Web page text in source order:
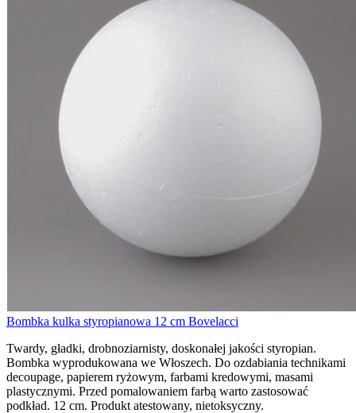
Bombka kulka styropianowa 12 cm Bovelacci
Twardy, gładki, drobnoziarnisty, doskonałej jakości styropian.
Bombka wyprodukowana we Włoszech. Do ozdabiania technikami
decoupage, papierem ryżowym, farbami kredowymi, masami
plastycznymi. Przed pomalowaniem farbą warto zastosować
podkład. 12 cm. Produkt atestowany, nietoksyczny.